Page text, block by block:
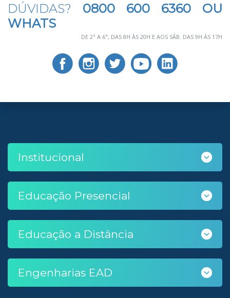
DÚVIDAS? 0800 600 6360 OU
WHATS
DE 2ª A 6ª, DAS 8H ÀS 20H E AOS SÁB. DAS 9H ÀS 17H
Institucional
Educação Presencial
Educação a Distância
Engenharias EAD